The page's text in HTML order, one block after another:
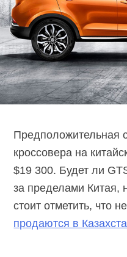
Предположительная
кроссовера на
$19 300. Будет ли
за пределами Китая,
стоит отметить, что
продаются в